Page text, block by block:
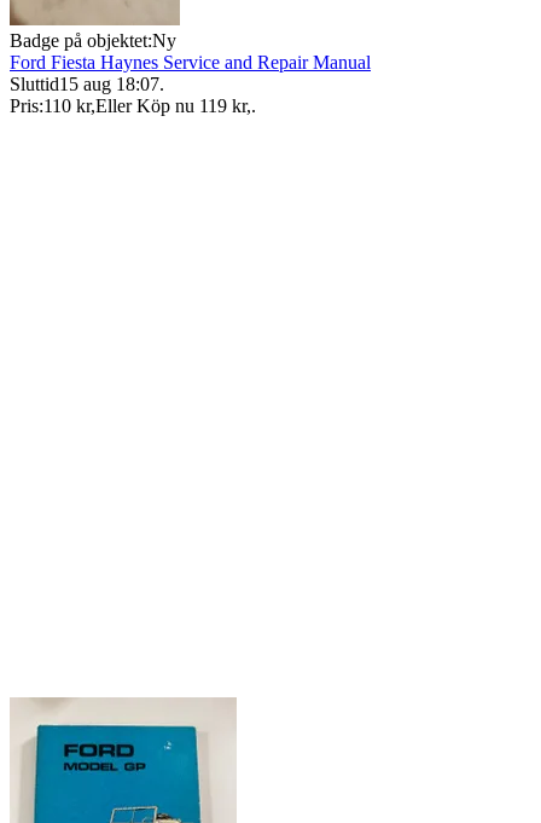
Badge på objektet:Ny
Ford Fiesta Haynes Service and Repair Manual
Sluttid15 aug 18:07.
Pris:110 kr,Eller Köp nu 119 kr,.